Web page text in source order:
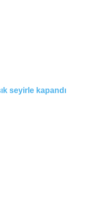
seyirle kapandı